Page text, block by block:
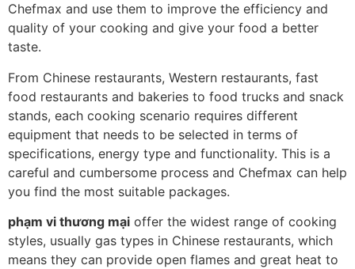
Chefmax and use them to improve the efficiency and
quality of your cooking and give your food a better
taste.
From Chinese restaurants, Western restaurants, fast
food restaurants and bakeries to food trucks and snack
stands, each cooking scenario requires different
equipment that needs to be selected in terms of
specifications, energy type and functionality. This is a
careful and cumbersome process and Chefmax can help
you find the most suitable packages.
phạm vi thương mại offer the widest range of cooking
styles, usually gas types in Chinese restaurants, which
means they can provide open flames and great heat to